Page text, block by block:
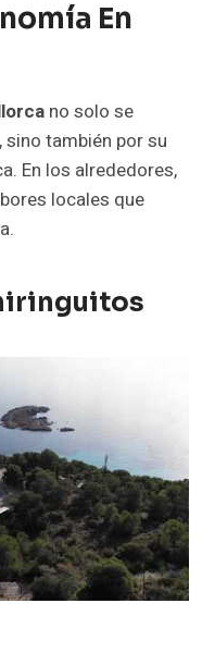
En
no solo se
también por su
En los alrededores,
locales que